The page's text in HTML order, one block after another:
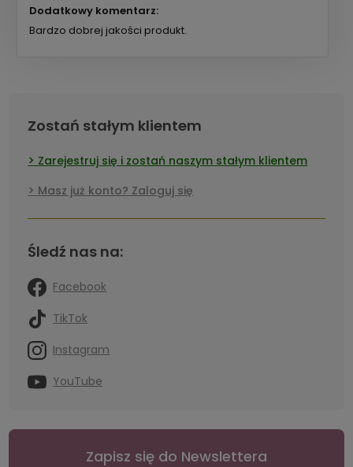
Dodatkowy komentarz:
Bardzo dobrej jakości produkt.
Zostań stałym klientem
Zarejestruj się i zostań naszym stałym klientem
Masz już konto? Zaloguj się
Śledź nas na:
Facebook
TikTok
Instagram
YouTube
Zapisz się do Newslettera